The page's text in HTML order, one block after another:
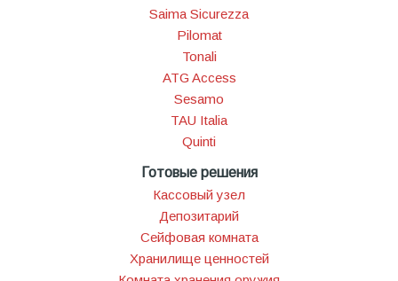
Saima Sicurezza
Pilomat
Tonali
ATG Access
Sesamo
TAU Italia
Quinti
Готовые решения
Кассовый узел
Депозитарий
Сейфовая комната
Хранилище ценностей